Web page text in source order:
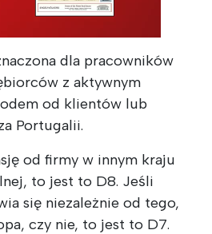
dla pracowników
z aktywnym
od klientów lub
Portugalii.
od firmy w innym kraju
to jest to D8. Jeśli
się niezależnie od tego,
czy nie, to jest to D7.